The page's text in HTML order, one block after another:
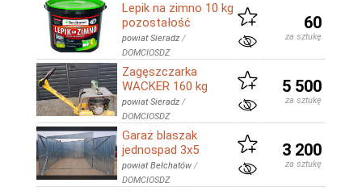
Lepik na zimno 10 kg
pozostałość
powiat Sieradz /
DOMCIOSDZ
60
za sztukę
Zagęszczarka
WACKER 160 kg
powiat Sieradz /
DOMCIOSDZ
5 500
za sztukę
Garaż blaszak
jednospad 3x5
powiat Bełchatów /
DOMCIOSDZ
3 200
za sztukę